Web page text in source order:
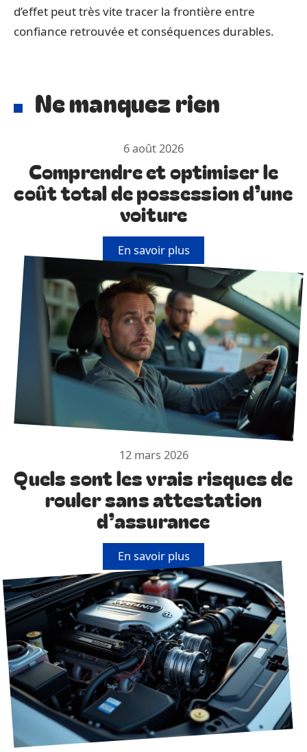
d’effet peut très vite tracer la frontière entre
confiance retrouvée et conséquences durables.
Ne manquez rien
6 août 2026
Comprendre et optimiser le
coût total de possession d’une
voiture
En savoir plus
12 mars 2026
Quels sont les vrais risques de
rouler sans attestation
d’assurance
En savoir plus